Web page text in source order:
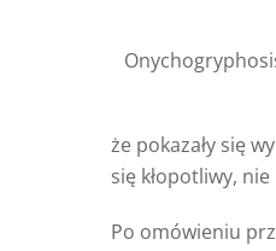
że pokazały się
się kłopotliwy,
Po omówieniu